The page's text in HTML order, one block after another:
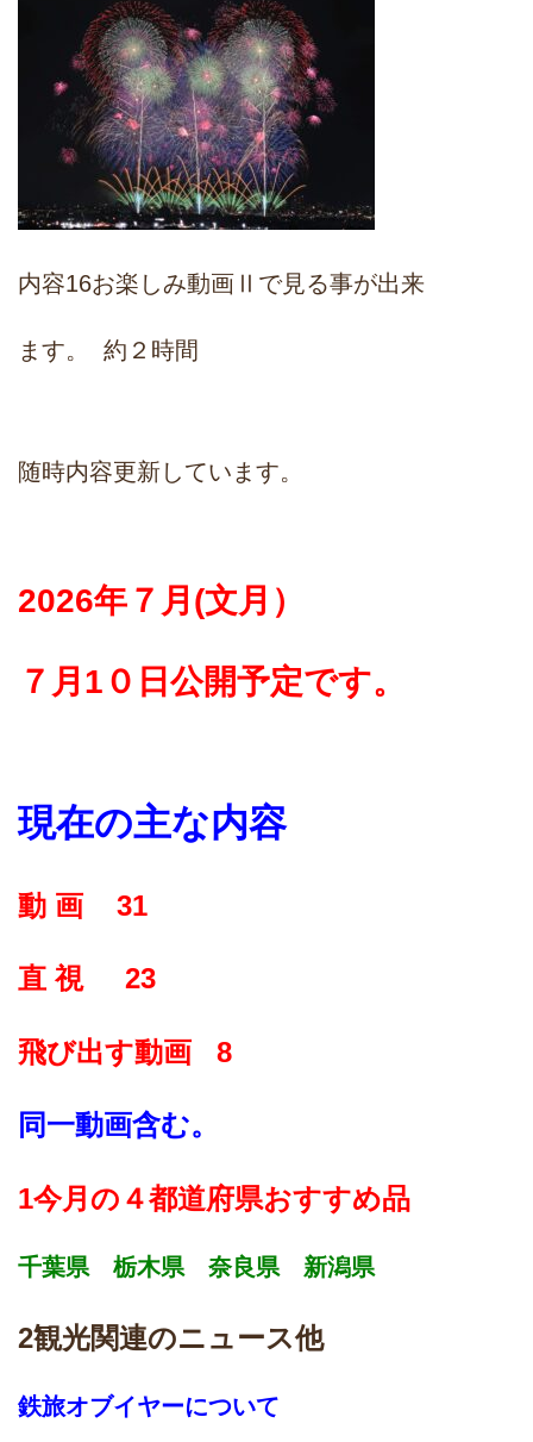
内容16お楽しみ動画Ⅱで見る事が出来
ます。 約２時間
随時内容更新しています。
2026年７月(文月）
７月1０日公開予定です。
現在の主な内容
動 画 31
直 視 23
飛び出す動画 8
同一動画含む。
1今月の４都道府県おすすめ品
千葉県 栃木県 奈良県 新潟県
2観光関連のニュース他
鉄旅オブイヤーについて